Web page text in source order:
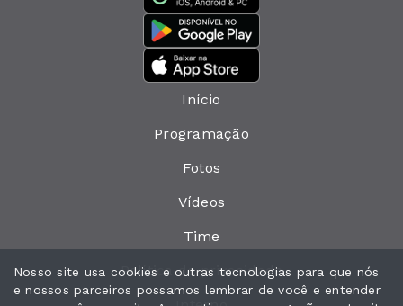
Início
Programação
Fotos
Vídeos
Time
Política de privacidade
Nosso site usa cookies e outras tecnologias para que nós
e nossos parceiros possamos lembrar de você e entender